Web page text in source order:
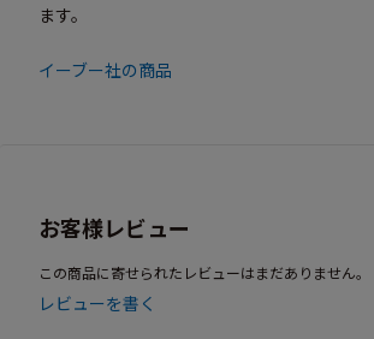
ます。
イーブー社の商品
お客様レビュー
この商品に寄せられたレビューはまだありません。
レビューを書く